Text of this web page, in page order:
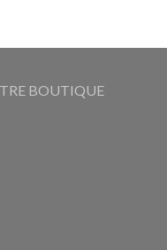
BOUTIQUE